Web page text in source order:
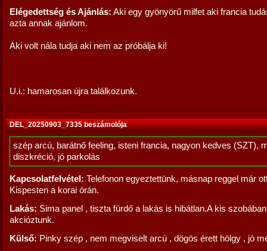
Elégedettség és Ajánlás: Aki egy gyönyörű milfet aki francia
azta annak ajánlom.
Aki volt nála tudja aki nem az próbálja ki!
U.i.: hamarosan újra találkozunk.
DEL_20250903_7335 beszámolója
szép arcú, barátnő feeling, isteni francia, nagyon kedves (SZT),
diszkréció, jó parkolás
Kapcsolatfelvétel: Telefonon egyeztettünk, másnap reggel már
Kispesten a korai órán.
Lakás: Sima panel , tiszta fürdő a lakás is hibátlan.A kis szobában
akcióztunk.
Külső: Pinky szép , nem megviselt arcú , dögös érett hölgy , jó